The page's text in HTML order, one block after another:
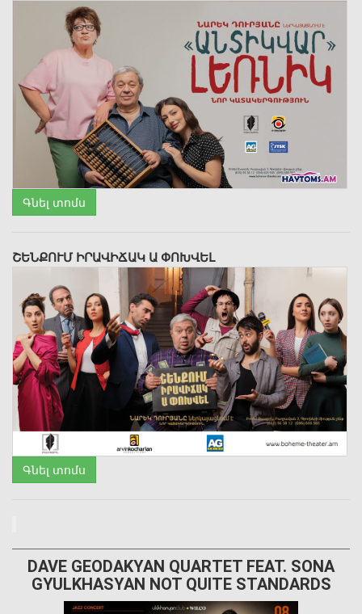
Գնել տոմս
ՇԵՆՔՈՒՄ ԻՐԱՎԻՃԱԿ Ա ՓՈԽՎԵԼ
Գնել տոմս
DAVE GEODAKYAN QUARTET FEAT. SONA
GYULKHASYAN NOT QUITE STANDARDS